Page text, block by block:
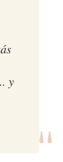
"
y